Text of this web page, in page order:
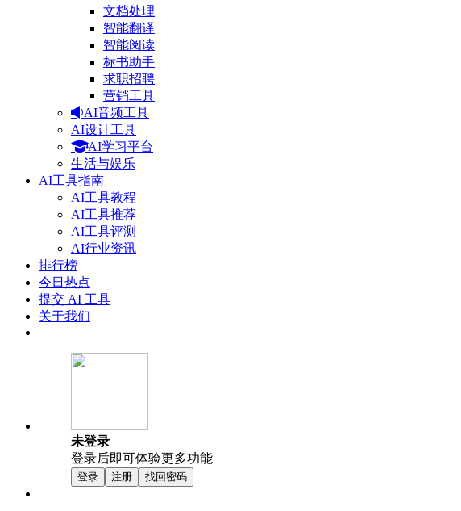
文档处理
智能翻译
智能阅读
标书助手
求职招聘
营销工具
AI音频工具
AI设计工具
AI学习平台
生活与娱乐
AI工具指南
AI工具教程
AI工具推荐
AI工具评测
AI行业资讯
排行榜
今日热点
提交 AI 工具
关于我们
未登录
登录后即可体验更多功能
登录 注册 找回密码